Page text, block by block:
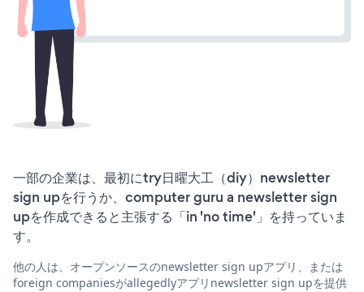
一部の企業は、最初にtry日曜大工（diy）newsletter
sign upを行うか、computer guru a newsletter sign
upを作成できると主張する「in 'no time'」を持っていま
す。
他の人は、オープンソースのnewsletter sign upアプリ、または
foreign companiesがallegedlyアプリnewsletter sign upを提供